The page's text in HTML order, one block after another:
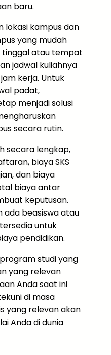
baru.
lokasi kampus dan
yang mudah
atau tempat
jadwal kuliahnya
kerja. Untuk
padat,
menjadi solusi
secara rutin.
secara lengkap,
biaya SKS
dan biaya
biaya antar
keputusan.
ada beasiswa atau
untuk
pendidikan.
studi yang
yang relevan
Anda saat ini
di masa
yang relevan akan
Anda di dunia